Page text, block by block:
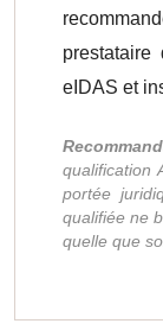
eIDAS et
qualification
portée
qualifiée ne
quelle que